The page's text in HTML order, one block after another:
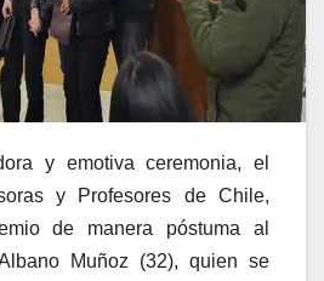
y emotiva ceremonia, el
y Profesores de Chile,
de manera póstuma al
Muñoz (32), quien se